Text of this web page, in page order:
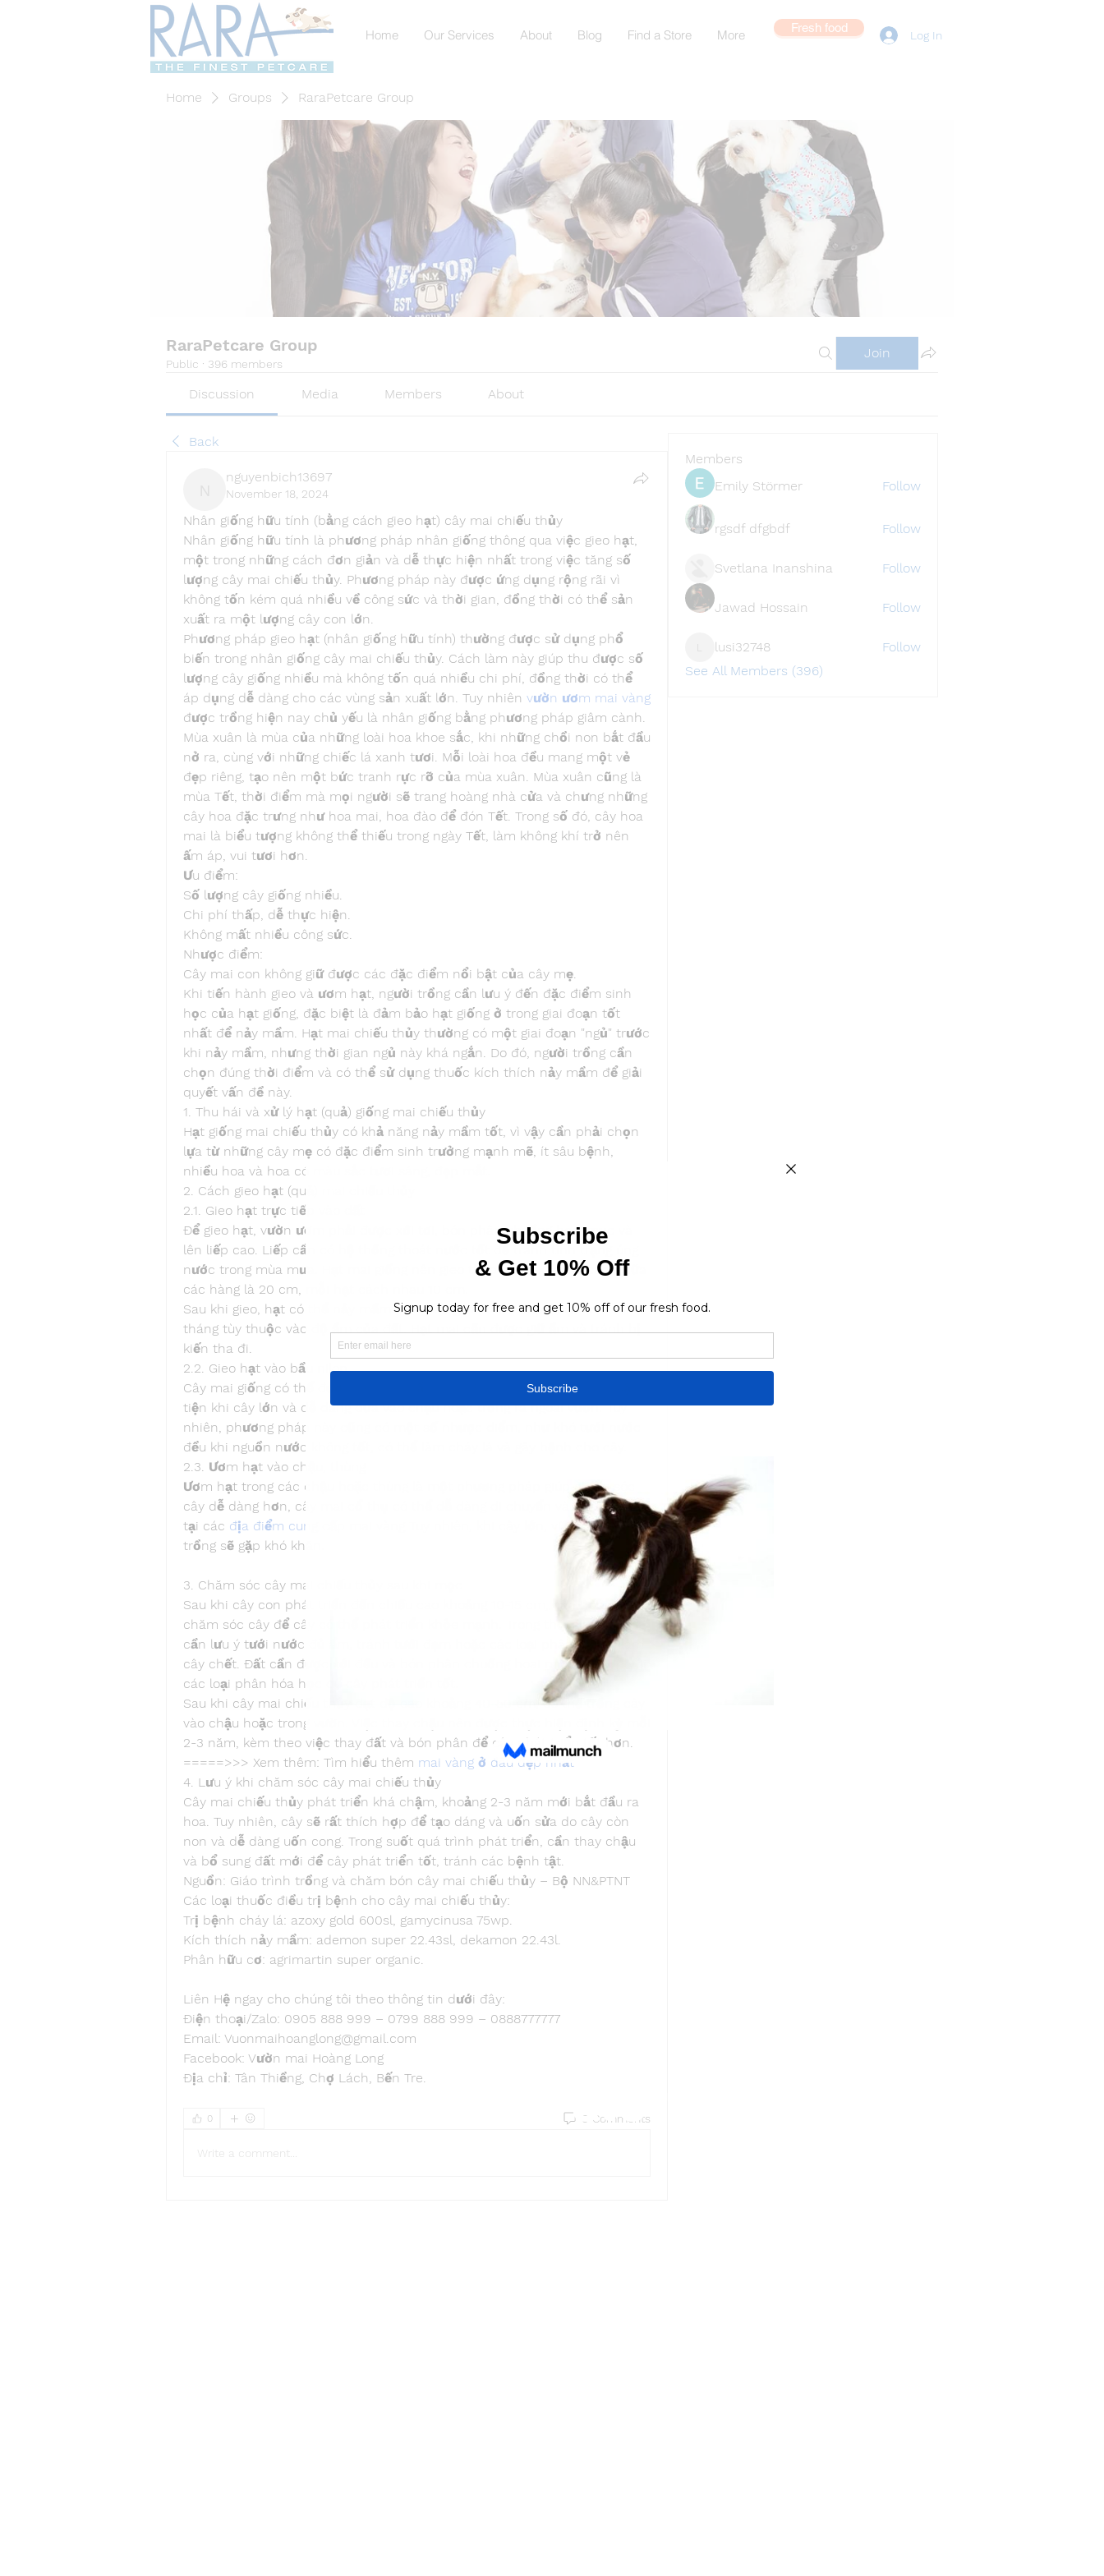
Home Our Services About Blog Find a Store More Log In
Fresh food
Home Groups RaraPetcare Group
RaraPetcare Group
Public · 396 members
Join
Discussion Media Members About
Back
nguyenbich13697
nguyenbich13697
November 18, 2024
Nhân giống hữu tính (bằng cách gieo hạt) cây mai chiếu thủy
Nhân giống hữu tính là phương pháp nhân giống thông qua việc gieo hạt,
một trong những cách đơn giản và dễ thực hiện nhất trong việc tăng số
lượng cây mai chiếu thủy. Phương pháp này được ứng dụng rộng rãi vì
không tốn kém quá nhiều về công sức và thời gian, đồng thời có thể sản
xuất ra một lượng cây con lớn.
Phương pháp gieo hạt (nhân giống hữu tính) thường được sử dụng phổ
biến trong nhân giống cây mai chiếu thủy. Cách làm này giúp thu được số
lượng cây giống nhiều mà không tốn quá nhiều chi phí, đồng thời có thể
áp dụng dễ dàng cho các vùng sản xuất lớn. Tuy nhiên vườn ươm mai vàng
được trồng hiện nay chủ yếu là nhân giống bằng phương pháp giâm cành.
Mùa xuân là mùa của những loài hoa khoe sắc, khi những chồi non bắt đầu
nở ra, cùng với những chiếc lá xanh tươi. Mỗi loài hoa đều mang một vẻ
đẹp riêng, tạo nên một bức tranh rực rỡ của mùa xuân. Mùa xuân cũng là
mùa Tết, thời điểm mà mọi người sẽ trang hoàng nhà cửa và chưng những
cây hoa đặc trưng như hoa mai, hoa đào để đón Tết. Trong số đó, cây hoa
mai là biểu tượng không thể thiếu trong ngày Tết, làm không khí trở nên
ấm áp, vui tươi hơn.
Ưu điểm:
Số lượng cây giống nhiều.
Chi phí thấp, dễ thực hiện.
Không mất nhiều công sức.
Nhược điểm:
Cây mai con không giữ được các đặc điểm nổi bật của cây mẹ.
Khi tiến hành gieo và ươm hạt, người trồng cần lưu ý đến đặc điểm sinh
học của hạt giống, đặc biệt là đảm bảo hạt giống ở trong giai đoạn tốt
nhất để nảy mầm. Hạt mai chiếu thủy thường có một giai đoạn "ngủ" trước
khi nảy mầm, nhưng thời gian ngủ này khá ngắn. Do đó, người trồng cần
chọn đúng thời điểm và có thể sử dụng thuốc kích thích nảy mầm để giải
quyết vấn đề này.
1. Thu hái và xử lý hạt (quả) giống mai chiếu thủy
Hạt giống mai chiếu thủy có khả năng nảy mầm tốt, vì vậy cần phải chọn
lựa từ những cây mẹ có đặc điểm sinh trưởng mạnh mẽ, ít sâu bệnh,
nhiều hoa và hoa có màu sắc tươi sáng, đẹp mắt.
2. Cách gieo hạt (quả) mai chiếu thủy
2.1. Gieo hạt trực tiếp vào đất
Để gieo hạt, vườn ươm phải được xới tơi, bón phân chuồng hoai mục và
lên liếp cao. Liếp cần có hệ thống thoát nước tốt để tránh tình trạng úng
nước trong mùa mưa. Hạt mai giống nên gieo theo hàng, khoảng cách giữa
các hàng là 20 cm, mỗi hạt cách nhau 10 cm.
Sau khi gieo, hạt có thể nảy mầm trong vòng vài tuần hoặc thậm chí vài
tháng tùy thuộc vào độ ẩm của đất. Hạt mai cần được giữ ẩm và tránh bị
kiến tha đi.
2.2. Gieo hạt vào bầu nilon
Cây mai giống có thể được gieo vào bầu nilon. Đây là phương pháp thuận
tiện khi cây lớn và dễ dàng đưa vào chậu hoặc trồng ra ngoài vườn. Tuy
nhiên, phương pháp này cũng có một số nhược điểm, như khó tưới nước
đều khi nguồn nước không tốt, có thể làm cháy lá và gây bệnh cho cây.
2.3. Ươm hạt vào chậu, thùng
Ươm hạt trong các chậu hoặc thùng là một phương pháp giúp chăm sóc
cây dễ dàng hơn, cây mai cổ thụ có thể dễ dàng di chuyển và chăm sóc
tại các địa điểm cung cấp mai vàng
Tuy nhiên, khi cây lớn, việc tách ra để
trồng sẽ gặp khó khăn.
3. Chăm sóc cây mai chiếu thủy sau khi mọc
Sau khi cây con phát triển đến chiều cao khoảng 10-15 cm, cần tiếp tục
chăm sóc cây để cây có thể phát triển khỏe mạnh. Trong thời gian này,
cần lưu ý tưới nước đủ ẩm, tránh tưới đạm hoặc các loại phân có thể làm
cây chết. Đất cần được xới đều và bón phân chuồng hoai mục kết hợp với
các loại phân hóa học để cây phát triển tốt.
Sau khi cây mai chiếu thủy đạt độ cao khoảng 40-50 cm, có thể trồng cây
vào chậu hoặc trong vườn. Việc thay chậu nên được thực hiện định kỳ mỗi
2-3 năm, kèm theo việc thay đất và bón phân để cây phát triển tốt hơn.
=====>>> Xem thêm: Tìm hiểu thêm mai vàng ở đâu đẹp nhất
4. Lưu ý khi chăm sóc cây mai chiếu thủy
Cây mai chiếu thủy phát triển khá chậm, khoảng 2-3 năm mới bắt đầu ra
hoa. Tuy nhiên, cây sẽ rất thích hợp để tạo dáng và uốn sửa do cây còn
non và dễ dàng uốn cong. Trong suốt quá trình phát triển, cần thay chậu
và bổ sung đất mới để cây phát triển tốt, tránh các bệnh tật.
Nguồn: Giáo trình trồng và chăm bón cây mai chiếu thủy – Bộ NN&PTNT
Các loại thuốc điều trị bệnh cho cây mai chiếu thủy:
Trị bệnh cháy lá: azoxy gold 600sl, gamycinusa 75wp.
Kích thích nảy mầm: ademon super 22.43sl, dekamon 22.43l.
Phân hữu cơ: agrimartin super organic.
Liên Hệ ngay cho chúng tôi theo thông tin dưới đây:
Điện thoại/Zalo: 0905 888 999 – 0799 888 999 – 0888777777
Email: Vuonmaihoanglong@gmail.com
Facebook: Vườn mai Hoàng Long
Địa chỉ: Tân Thiềng, Chợ Lách, Bến Tre.
0 0 Comments
Write a comment...
Members
Emily Störmer
Follow
rgsdf dfgbdf Follow
Svetlana Inanshina Follow
Jawad Hossain Follow
lusi32748
Follow
See All Members (396)
Find a store